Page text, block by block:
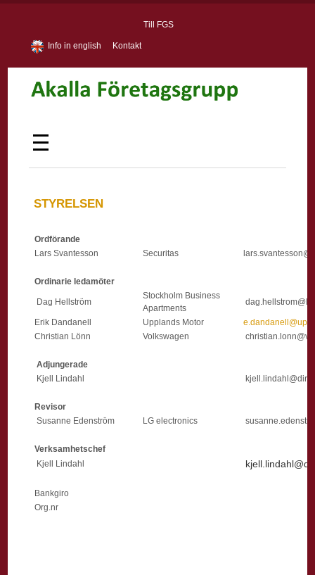
Till FGS
Info in english Kontakt
STYRELSEN
Ordförande
Lars Svantesson
Securitas
Ordinarie ledamöter
Dag Hellström
Stockholm Business
Apartments
Erik Dandanell Upplands Motor
Christian Lönn
Volkswagen
Adjungerade
Kjell Lindahl
Revisor
Susanne Edenström
LG electronics
Verksamhetschef
Kjell Lindahl
Bankgiro
Org.nr